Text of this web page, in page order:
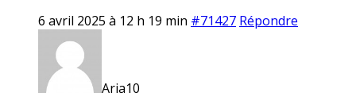
6 avril 2025 à 12 h 19 min #71427 Répondre
Aria10